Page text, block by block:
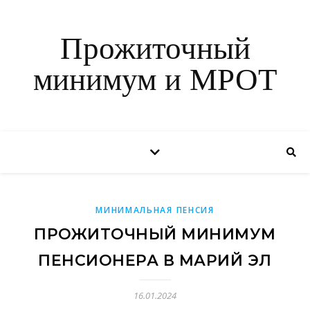
Прожиточный
минимум и МРОТ
МИНИМАЛЬНАЯ ПЕНСИЯ
ПРОЖИТОЧНЫЙ МИНИМУМ
ПЕНСИОНЕРА В МАРИЙ ЭЛ
16.01.2024